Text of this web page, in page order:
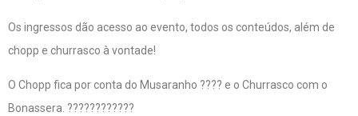
Os ingressos dão acesso ao evento, todos os conteúdos, além de
chopp e churrasco à vontade!
O Chopp fica por conta do Musaranho ???? e o Churrasco com o
Bonassera. ????????????